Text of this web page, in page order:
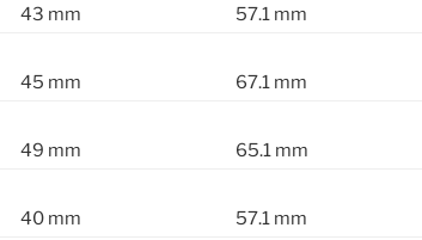
43 mm 57.1 mm
45 mm 67.1 mm
49 mm 65.1 mm
40 mm 57.1 mm